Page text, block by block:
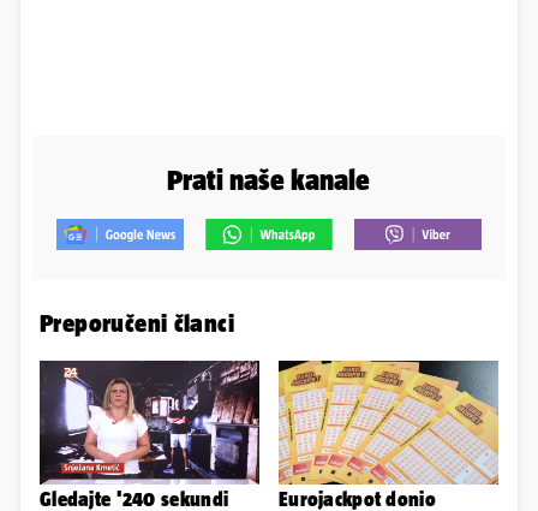
Prati naše kanale
Preporučeni članci
Gledajte '240 sekundi
Eurojackpot donio